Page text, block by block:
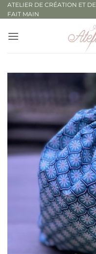
Passer
au
ATELIER DE CRÉATION ET
FAIT MAIN